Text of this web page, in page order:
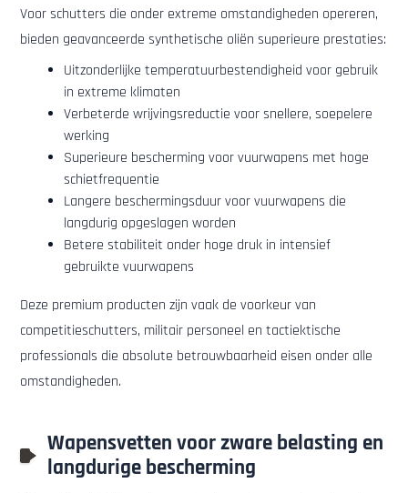
Voor schutters die onder extreme omstandigheden opereren,
bieden geavanceerde synthetische oliën superieure prestaties:
Uitzonderlijke temperatuurbestendigheid voor gebruik
in extreme klimaten
Verbeterde wrijvingsreductie voor snellere, soepelere
werking
Superieure bescherming voor vuurwapens met hoge
schietfrequentie
Langere beschermingsduur voor vuurwapens die
langdurig opgeslagen worden
Betere stabiliteit onder hoge druk in intensief
gebruikte vuurwapens
Deze premium producten zijn vaak de voorkeur van
competitieschutters, militair personeel en tactiektische
professionals die absolute betrouwbaarheid eisen onder alle
omstandigheden.
Wapensvetten voor zware belasting en
langdurige bescherming